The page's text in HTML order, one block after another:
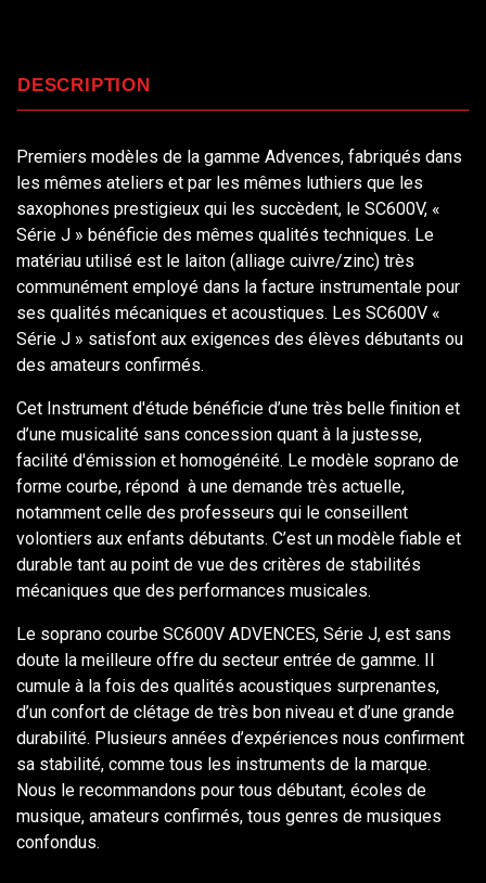
DESCRIPTION
Premiers modèles de la gamme Advences, fabriqués dans
les mêmes ateliers et par les mêmes luthiers que les
saxophones prestigieux qui les succèdent, le SC600V, «
Série J » bénéficie des mêmes qualités techniques. Le
matériau utilisé est le laiton (alliage cuivre/zinc) très
communément employé dans la facture instrumentale pour
ses qualités mécaniques et acoustiques. Les SC600V «
Série J » satisfont aux exigences des élèves débutants ou
des amateurs confirmés.
Cet Instrument d'étude bénéficie d’une très belle finition et
d’une musicalité sans concession quant à la justesse,
facilité d'émission et homogénéité. Le modèle soprano de
forme courbe, répond à une demande très actuelle,
notamment celle des professeurs qui le conseillent
volontiers aux enfants débutants. C’est un modèle fiable et
durable tant au point de vue des critères de stabilités
mécaniques que des performances musicales.
Le soprano courbe SC600V ADVENCES, Série J, est sans
doute la meilleure offre du secteur entrée de gamme. Il
cumule à la fois des qualités acoustiques surprenantes,
d’un confort de clétage de très bon niveau et d’une grande
durabilité. Plusieurs années d’expériences nous confirment
sa stabilité, comme tous les instruments de la marque.
Nous le recommandons pour tous débutant, écoles de
musique, amateurs confirmés, tous genres de musiques
confondus.